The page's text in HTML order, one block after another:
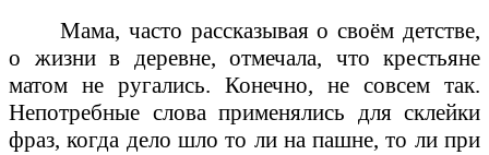
Мама, часто рассказывая о своём детстве,
о жизни в деревне, отмечала, что крестьяне
матом не ругались. Конечно, не совсем так.
Непотребные слова применялись для склейки
фраз, когда дело шло то ли на пашне, то ли при